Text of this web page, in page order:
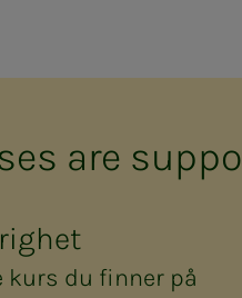
are
kurs du finner på